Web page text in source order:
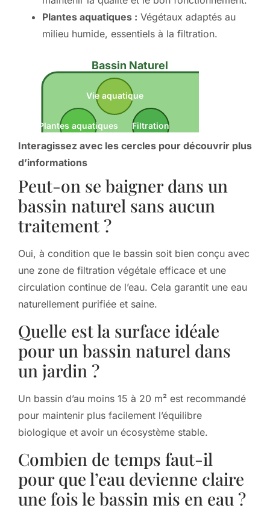
Plantes aquatiques : Végétaux adaptés au
milieu humide, essentiels à la filtration.
Bassin Naturel
Plantes aquatiques Filtration
Vie aquatique
Interagissez avec les cercles pour découvrir plus
d’informations
Peut-on se baigner dans un
bassin naturel sans aucun
traitement ?
Oui, à condition que le bassin soit bien conçu avec
une zone de filtration végétale efficace et une
circulation continue de l’eau. Cela garantit une eau
naturellement purifiée et saine.
Quelle est la surface idéale
pour un bassin naturel dans
un jardin ?
Un bassin d’au moins 15 à 20 m² est recommandé
pour maintenir plus facilement l’équilibre
biologique et avoir un écosystème stable.
Combien de temps faut-il
pour que l’eau devienne claire
une fois le bassin mis en eau ?